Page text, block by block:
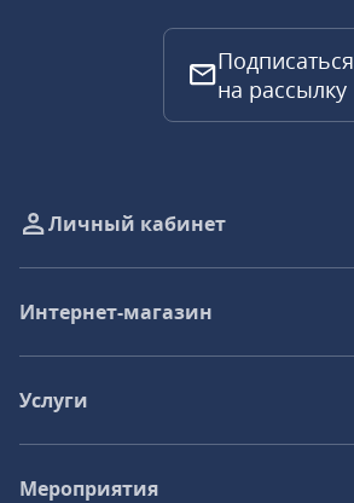
Подписаться
на рассылку
Личный кабинет
Интернет-магазин
Услуги
Мероприятия